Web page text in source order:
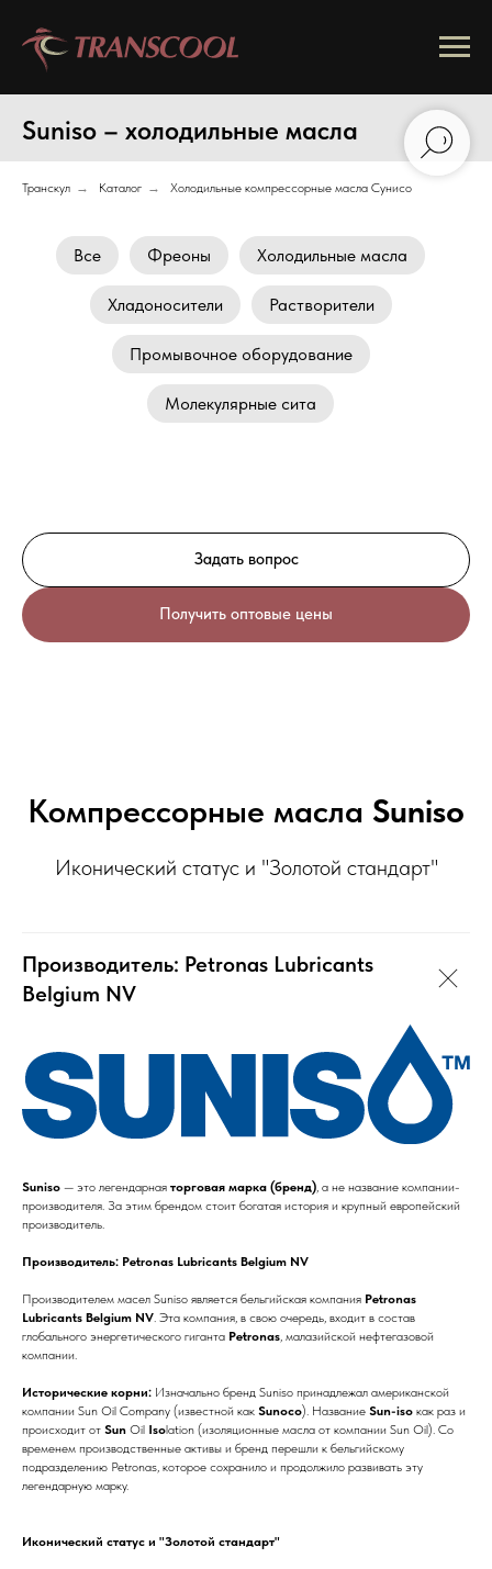
Suniso – холодильные масла
Транскул → Каталог → Холодильные компрессорные масла Сунисо
Все Фреоны Холодильные масла
Хладоносители Растворители
Промывочное оборудование
Молекулярные сита
Задать вопрос
Получить оптовые цены
Компрессорные масла Suniso
Иконический статус и "Золотой стандарт"
Производитель: Petronas Lubricants
Belgium NV
Suniso — это легендарная торговая марка (бренд) , а не название компании-
производителя. За этим брендом стоит богатая история и крупный европейский
производитель.
Производитель: Petronas Lubricants Belgium NV
Производителем масел Suniso является бельгийская компания Petronas
Lubricants Belgium NV . Эта компания, в свою очередь, входит в состав
глобального энергетического гиганта Petronas , малазийской нефтегазовой
компании.
Исторические корни: Изначально бренд Suniso принадлежал американской
компании Sun Oil Company (известной как Sunoco). Название Sun-iso как раз и
происходит от Sun Oil Isolation (изоляционные масла от компании Sun Oil). Со
временем производственные активы и бренд перешли к бельгийскому
подразделению Petronas, которое сохранило и продолжило развивать эту
легендарную марку.
Иконический статус и "Золотой стандарт"